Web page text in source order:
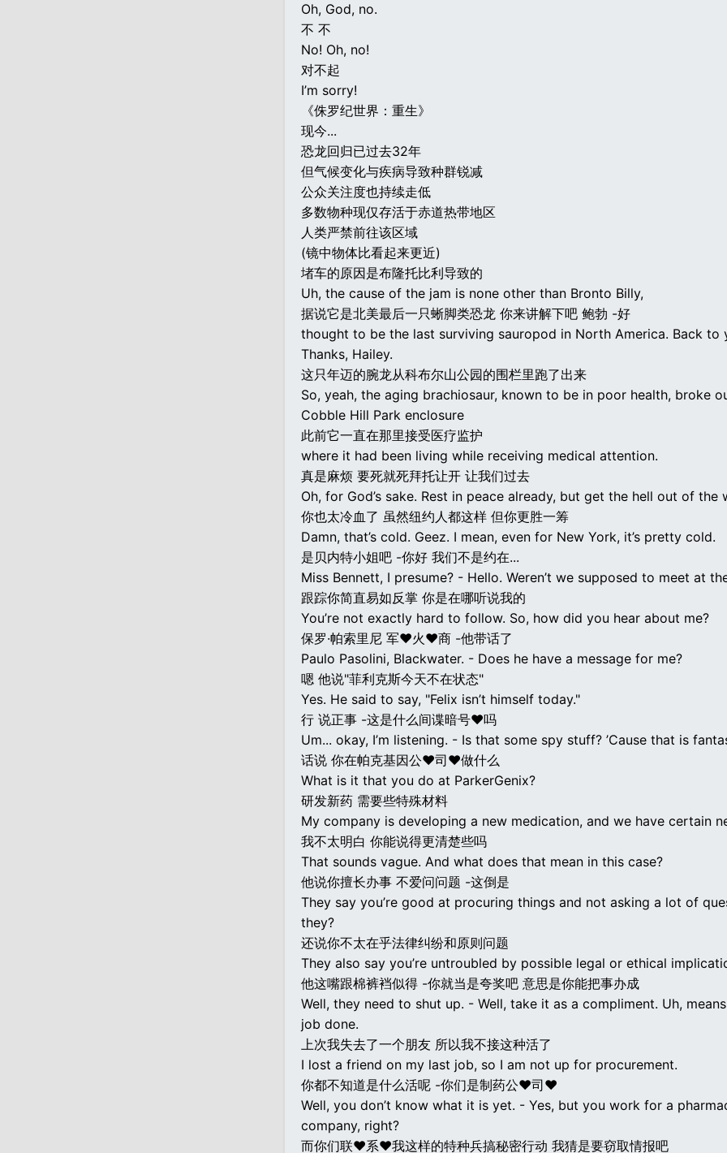
Oh, God, no.
不 不
No! Oh, no!
对不起
I’m sorry!
《侏罗纪世界：重生》
现今...
恐龙回归已过去32年
但气候变化与疾病导致种群锐减
公众关注度也持续走低
多数物种现仅存活于赤道热带地区
人类严禁前往该区域
(镜中物体比看起来更近)
堵车的原因是布隆托比利导致的
Uh, the cause of the jam is none other than Bronto Billy,
据说它是北美最后一只蜥脚类恐龙 你来讲解下吧 鲍勃 -好
thought to be the last surviving sauropod in North America. Back to
Thanks, Hailey.
这只年迈的腕龙从科布尔山公园的围栏里跑了出来
So, yeah, the aging brachiosaur, known to be in poor health, broke
Cobble Hill Park enclosure
此前它一直在那里接受医疗监护
where it had been living while receiving medical attention.
真是麻烦 要死就死拜托让开 让我们过去
Oh, for God’s sake. Rest in peace already, but get the hell out of the
你也太冷血了 虽然纽约人都这样 但你更胜一筹
Damn, that’s cold. Geez. I mean, even for New York, it’s pretty cold.
是贝内特小姐吧 -你好 我们不是约在...
Miss Bennett, I presume? - Hello. Weren’t we supposed to meet at
跟踪你简直易如反掌 你是在哪听说我的
You’re not exactly hard to follow. So, how did you hear about me?
保罗·帕索里尼 军♥火♥商 -他带话了
Paulo Pasolini, Blackwater. - Does he have a message for me?
嗯 他说"菲利克斯今天不在状态"
Yes. He said to say, "Felix isn’t himself today."
行 说正事 -这是什么间谍暗号♥吗
Um... okay, I’m listening. - Is that some spy stuff? ’Cause that is
话说 你在帕克基因公♥司♥做什么
What is it that you do at ParkerGenix?
研发新药 需要些特殊材料
My company is developing a new medication, and we have certain
我不太明白 你能说得更清楚些吗
That sounds vague. And what does that mean in this case?
他说你擅长办事 不爱问问题 -这倒是
They say you’re good at procuring things and not asking a lot of
they?
还说你不太在乎法律纠纷和原则问题
They also say you’re untroubled by possible legal or ethical
他这嘴跟棉裤裆似得 -你就当是夸奖吧 意思是你能把事办成
Well, they need to shut up. - Well, take it as a compliment. Uh,
job done.
上次我失去了一个朋友 所以我不接这种活了
I lost a friend on my last job, so I am not up for procurement.
你都不知道是什么活呢 -你们是制药公♥司♥
Well, you don’t know what it is yet. - Yes, but you work for a
company, right?
而你们联♥系♥我这样的特种兵搞秘密行动 我猜是要窃取情报吧